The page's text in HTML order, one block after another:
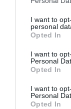
not limited to
grant or deny
use your data
consent section.
I want to
personal
Opted In
I want to
Personal
Opted In
I want to
Personal
Opted In
05.08.2026 | 22:00
Κοριτσάκι
δρόμους –
05.08.2026 | 21:40
τα χρυσαφικά
Έχασε 9.500